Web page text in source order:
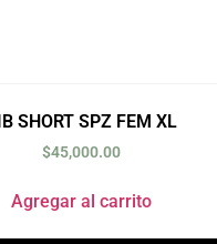
SHORT SPZ FEM XL
$45,000.00
Agregar al carrito